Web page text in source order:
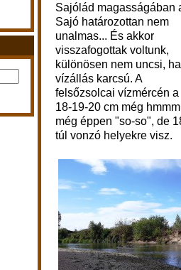
Sajólád magasságában
Sajó határozottan nem
unalmas... És akkor
visszafogottak voltunk,
különösen nem uncsi,
vízállás karcsú. A
felsőzsolcai vízmércén a
18-19-20 cm még
még éppen "so-so", de
túl vonzó helyekre visz.